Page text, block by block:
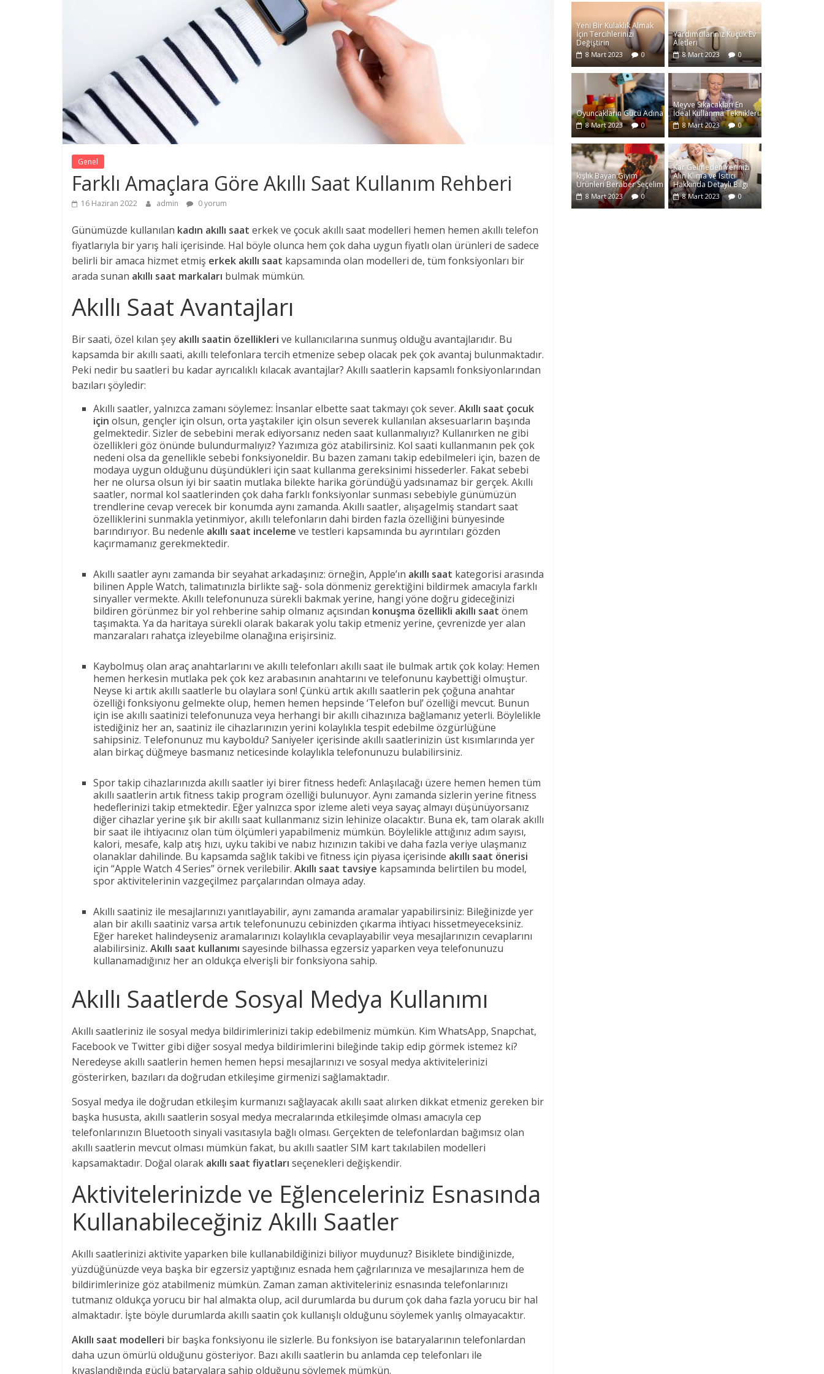
Genel
Farklı Amaçlara Göre Akıllı Saat Kullanım Rehberi
16 Haziran 2022 admin 0 yorum
Günümüzde kullanılan kadın akıllı saat erkek ve çocuk akıllı saat modelleri hemen hemen akıllı telefon
fiyatlarıyla bir yarış hali içerisinde. Hal böyle olunca hem çok daha uygun fiyatlı olan ürünleri de sadece
belirli bir amaca hizmet etmiş erkek akıllı saat kapsamında olan modelleri de, tüm fonksiyonları bir
arada sunan akıllı saat markaları bulmak mümkün.
Akıllı Saat Avantajları
Bir saati, özel kılan şey akıllı saatin özellikleri ve kullanıcılarına sunmuş olduğu avantajlarıdır. Bu
kapsamda bir akıllı saati, akıllı telefonlara tercih etmenize sebep olacak pek çok avantaj bulunmaktadır.
Peki nedir bu saatleri bu kadar ayrıcalıklı kılacak avantajlar? Akıllı saatlerin kapsamlı fonksiyonlarından
bazıları şöyledir:
Akıllı saatler, yalnızca zamanı söylemez: İnsanlar elbette saat takmayı çok sever. Akıllı saat çocuk
için olsun, gençler için olsun, orta yaştakiler için olsun severek kullanılan aksesuarların başında
gelmektedir. Sizler de sebebini merak ediyorsanız neden saat kullanmalıyız? Kullanırken ne gibi
özellikleri göz önünde bulundurmalıyız? Yazımıza göz atabilirsiniz. Kol saati kullanmanın pek çok
nedeni olsa da genellikle sebebi fonksiyoneldir. Bu bazen zamanı takip edebilmeleri için, bazen de
modaya uygun olduğunu düşündükleri için saat kullanma gereksinimi hissederler. Fakat sebebi
her ne olursa olsun iyi bir saatin mutlaka bilekte harika göründüğü yadsınamaz bir gerçek. Akıllı
saatler, normal kol saatlerinden çok daha farklı fonksiyonlar sunması sebebiyle günümüzün
trendlerine cevap verecek bir konumda aynı zamanda. Akıllı saatler, alışagelmiş standart saat
özelliklerini sunmakla yetinmiyor, akıllı telefonların dahi birden fazla özelliğini bünyesinde
barındırıyor. Bu nedenle akıllı saat inceleme ve testleri kapsamında bu ayrıntıları gözden
kaçırmamanız gerekmektedir.
Akıllı saatler aynı zamanda bir seyahat arkadaşınız: örneğin, Apple’ın akıllı saat kategorisi arasında
bilinen Apple Watch, talimatınızla birlikte sağ- sola dönmeniz gerektiğini bildirmek amacıyla farklı
sinyaller vermekte. Akıllı telefonunuza sürekli bakmak yerine, hangi yöne doğru gideceğinizi
bildiren görünmez bir yol rehberine sahip olmanız açısından konuşma özellikli akıllı saat önem
taşımakta. Ya da haritaya sürekli olarak bakarak yolu takip etmeniz yerine, çevrenizde yer alan
manzaraları rahatça izleyebilme olanağına erişirsiniz.
Kaybolmuş olan araç anahtarlarını ve akıllı telefonları akıllı saat ile bulmak artık çok kolay: Hemen
hemen herkesin mutlaka pek çok kez arabasının anahtarını ve telefonunu kaybettiği olmuştur.
Neyse ki artık akıllı saatlerle bu olaylara son! Çünkü artık akıllı saatlerin pek çoğuna anahtar
özelliği fonksiyonu gelmekte olup, hemen hemen hepsinde ‘Telefon bul’ özelliği mevcut. Bunun
için ise akıllı saatinizi telefonunuza veya herhangi bir akıllı cihazınıza bağlamanız yeterli. Böylelikle
istediğiniz her an, saatiniz ile cihazlarınızın yerini kolaylıkla tespit edebilme özgürlüğüne
sahipsiniz. Telefonunuz mu kayboldu? Saniyeler içerisinde akıllı saatlerinizin üst kısımlarında yer
alan birkaç düğmeye basmanız neticesinde kolaylıkla telefonunuzu bulabilirsiniz.
Spor takip cihazlarınızda akıllı saatler iyi birer fitness hedefi: Anlaşılacağı üzere hemen hemen tüm
akıllı saatlerin artık fitness takip program özelliği bulunuyor. Aynı zamanda sizlerin yerine fitness
hedeflerinizi takip etmektedir. Eğer yalnızca spor izleme aleti veya sayaç almayı düşünüyorsanız
diğer cihazlar yerine şık bir akıllı saat kullanmanız sizin lehinize olacaktır. Buna ek, tam olarak akıllı
bir saat ile ihtiyacınız olan tüm ölçümleri yapabilmeniz mümkün. Böylelikle attığınız adım sayısı,
kalori, mesafe, kalp atış hızı, uyku takibi ve nabız hızınızın takibi ve daha fazla veriye ulaşmanız
olanaklar dahilinde. Bu kapsamda sağlık takibi ve fitness için piyasa içerisinde akıllı saat önerisi
için “Apple Watch 4 Series” örnek verilebilir. Akıllı saat tavsiye kapsamında belirtilen bu model,
spor aktivitelerinin vazgeçilmez parçalarından olmaya aday.
Akıllı saatiniz ile mesajlarınızı yanıtlayabilir, aynı zamanda aramalar yapabilirsiniz: Bileğinizde yer
alan bir akıllı saatiniz varsa artık telefonunuzu cebinizden çıkarma ihtiyacı hissetmeyeceksiniz.
Eğer hareket halindeyseniz aramalarınızı kolaylıkla cevaplayabilir veya mesajlarınızın cevaplarını
alabilirsiniz. Akıllı saat kullanımı sayesinde bilhassa egzersiz yaparken veya telefonunuzu
kullanamadığınız her an oldukça elverişli bir fonksiyona sahip.
Akıllı Saatlerde Sosyal Medya Kullanımı
Akıllı saatleriniz ile sosyal medya bildirimlerinizi takip edebilmeniz mümkün. Kim WhatsApp, Snapchat,
Facebook ve Twitter gibi diğer sosyal medya bildirimlerini bileğinde takip edip görmek istemez ki?
Neredeyse akıllı saatlerin hemen hemen hepsi mesajlarınızı ve sosyal medya aktivitelerinizi
gösterirken, bazıları da doğrudan etkileşime girmenizi sağlamaktadır.
Sosyal medya ile doğrudan etkileşim kurmanızı sağlayacak akıllı saat alırken dikkat etmeniz gereken bir
başka hususta, akıllı saatlerin sosyal medya mecralarında etkileşimde olması amacıyla cep
telefonlarınızın Bluetooth sinyali vasıtasıyla bağlı olması. Gerçekten de telefonlardan bağımsız olan
akıllı saatlerin mevcut olması mümkün fakat, bu akıllı saatler SIM kart takılabilen modelleri
kapsamaktadır. Doğal olarak akıllı saat fiyatları seçenekleri değişkendir.
Aktivitelerinizde ve Eğlenceleriniz Esnasında
Kullanabileceğiniz Akıllı Saatler
Akıllı saatlerinizi aktivite yaparken bile kullanabildiğinizi biliyor muydunuz? Bisiklete bindiğinizde,
yüzdüğünüzde veya başka bir egzersiz yaptığınız esnada hem çağrılarınıza ve mesajlarınıza hem de
bildirimlerinize göz atabilmeniz mümkün. Zaman zaman aktiviteleriniz esnasında telefonlarınızı
tutmanız oldukça yorucu bir hal almakta olup, acil durumlarda bu durum çok daha fazla yorucu bir hal
almaktadır. İşte böyle durumlarda akıllı saatin çok kullanışlı olduğunu söylemek yanlış olmayacaktır.
Akıllı saat modelleri bir başka fonksiyonu ile sizlerle. Bu fonksiyon ise bataryalarının telefonlardan
daha uzun ömürlü olduğunu gösteriyor. Bazı akıllı saatlerin bu anlamda cep telefonları ile
kıyaslandığında güçlü bataryalara sahip olduğunu söylemek mümkün.
Yeni Bir Kulaklık Almak
İçin Tercihlerinizi
Değiştirin
8 Mart 2023 0
Yardımcılarınız Küçük Ev
Aletleri
8 Mart 2023 0
Oyuncakların Gücü Adına
8 Mart 2023 0
Meyve Sıkacakları En
İdeal Kullanma Teknikleri
8 Mart 2023 0
kışlık Bayan Giyim
Ürünleri Beraber Seçelim
8 Mart 2023 0
Kar Gelmeden Yerinizi
Alın Klima ve Isıtıcı
Hakkında Detaylı Bilgi
8 Mart 2023 0